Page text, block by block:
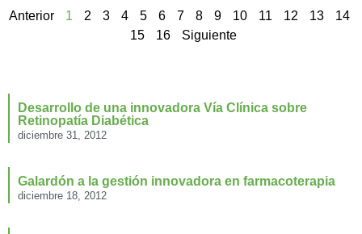
Anterior 1 2 3 4 5 6 7 8 9 10 11 12 13
14
15
16 Siguiente
Desarrollo de una innovadora Vía Clínica sobre
Retinopatía Diabética
diciembre 31, 2012
Galardón a la gestión innovadora en farmacoterapia
diciembre 18, 2012